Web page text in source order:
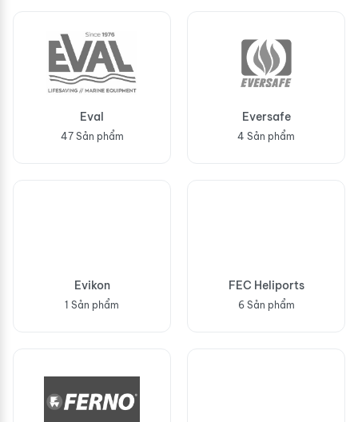
Eval
47 Sản phẩm
Eversafe
4 Sản phẩm
Evikon
1 Sản phẩm
FEC Heliports
6 Sản phẩm